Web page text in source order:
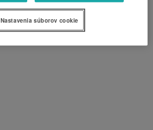
Nastavenia súborov cookie